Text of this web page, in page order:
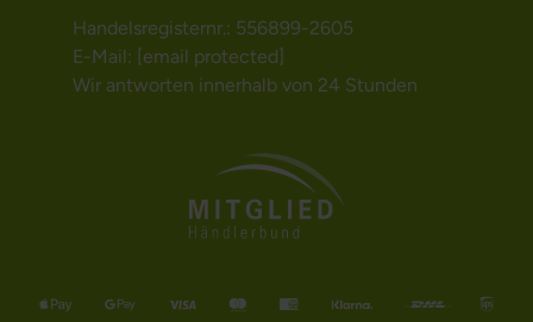
Handelsregisternr.: 556899-2605
E-Mail: [email protected]
Wir antworten innerhalb von 24 Stunden